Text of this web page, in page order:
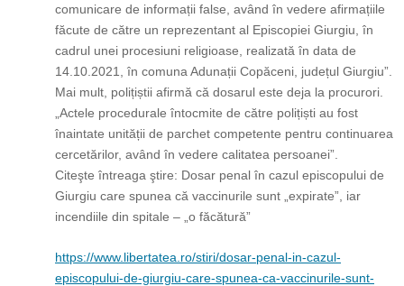
comunicare de informații false, având în vedere afirmațiile
făcute de către un reprezentant al Episcopiei Giurgiu, în
cadrul unei procesiuni religioase, realizată în data de
14.10.2021, în comuna Adunații Copăceni, județul Giurgiu”.
Mai mult, polițiștii afirmă că dosarul este deja la procurori.
„Actele procedurale întocmite de către polițiști au fost
înaintate unității de parchet competente pentru continuarea
cercetărilor, având în vedere calitatea persoanei”.
Citeşte întreaga ştire: Dosar penal în cazul episcopului de
Giurgiu care spunea că vaccinurile sunt „expirate”, iar
incendiile din spitale – „o făcătură”
https://www.libertatea.ro/stiri/dosar-penal-in-cazul-
episcopului-de-giurgiu-care-spunea-ca-vaccinurile-sunt-